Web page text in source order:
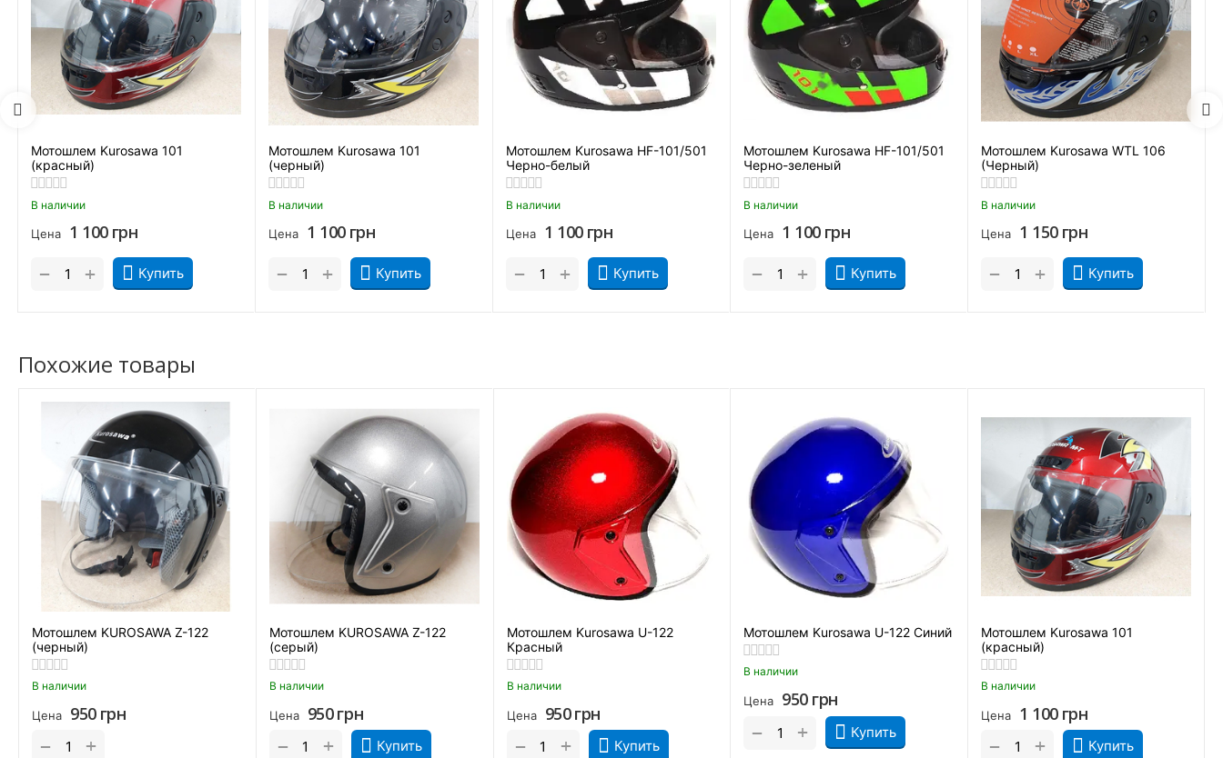
Мотошлем Kurosawa 101
(красный)
В наличии
Цена 1 100 грн
Купить
+
−
Мотошлем Kurosawa 101
(черный)
В наличии
Цена 1 100 грн
Купить
+
−
Мотошлем Kurosawa HF-101/501
Черно-белый
В наличии
Цена 1 100 грн
Купить
+
−
Мотошлем Kurosawa HF-101/501
Черно-зеленый
В наличии
Цена 1 100 грн
Купить
+
−
Мотошлем Kurosawa WTL 106
(Черный)
В наличии
Цена 1 150 грн
Купить
+
−
Похожие товары
Мотошлем KUROSAWA Z-122
(черный)
В наличии
Цена 950 грн
+
−
Мотошлем KUROSAWA Z-122
(серый)
В наличии
Цена 950грн
Купить
+
−
Мотошлем Kurosawa U-122
Красный
В наличии
Цена 950грн
Купить
+
−
Мотошлем Kurosawa U-122 Синий
В наличии
Цена 950 грн
Купить
+
−
Мотошлем Kurosawa 101
(красный)
В наличии
Цена 1 100 грн
Купить
+
−